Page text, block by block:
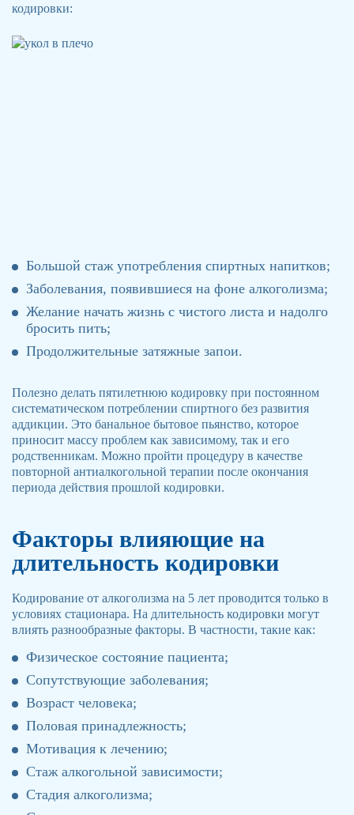
кодировки:
Большой стаж употребления спиртных напитков;
Заболевания, появившиеся на фоне алкоголизма;
Желание начать жизнь с чистого листа и надолго
бросить пить;
Продолжительные затяжные запои.
Полезно делать пятилетнюю кодировку при постоянном
систематическом потреблении спиртного без развития
аддикции. Это банальное бытовое пьянство, которое
приносит массу проблем как зависимому, так и его
родственникам. Можно пройти процедуру в качестве
повторной антиалкогольной терапии после окончания
периода действия прошлой кодировки.
Факторы влияющие на
длительность кодировки
Кодирование от алкоголизма на 5 лет проводится только в
условиях стационара. На длительность кодировки могут
влиять разнообразные факторы. В частности, такие как:
Физическое состояние пациента;
Сопутствующие заболевания;
Возраст человека;
Половая принадлежность;
Мотивация к лечению;
Стаж алкогольной зависимости;
Стадия алкоголизма;